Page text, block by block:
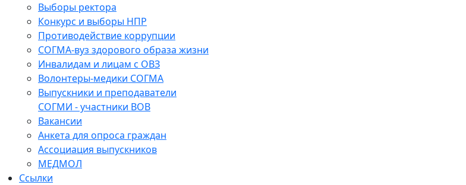
Выборы ректора
Конкурс и выборы НПР
Противодействие коррупции
СОГМА-вуз здорового образа жизни
Инвалидам и лицам с ОВЗ
Волонтеры-медики СОГМА
Выпускники и преподаватели
СОГМИ - участники ВОВ
Вакансии
Анкета для опроса граждан
Ассоциация выпускников
МЕДМОЛ
Ссылки